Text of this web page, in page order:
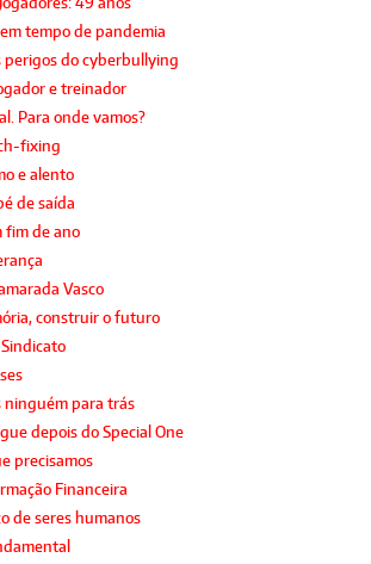
tempo de pandemia
perigos do cyberbullying
e treinador
Para onde vamos?
fixing
e alento
de saída
fim de ano
Vasco
construir o futuro
ninguém para trás
depois do Special One
precisamos
Financeira
de seres humanos